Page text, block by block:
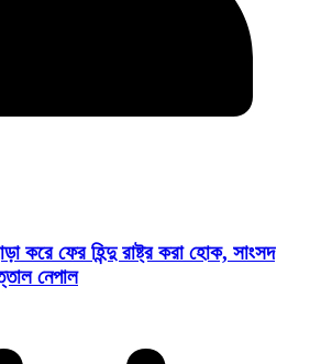
করে ফের হিন্দু রাষ্ট্র করা হোক, সাংসদ
নেপাল